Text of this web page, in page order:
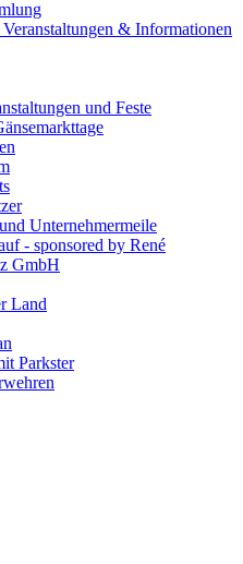
& Informationen
und Feste
Unternehmermeile
- sponsored by René
GmbH
Land
Parkster